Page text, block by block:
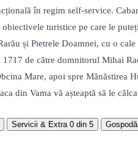
în regim self-service.
turistice pe care le
și Pietrele Doamnei, cu o cale
de către domnitorul Mihai
Mare, apoi spre Mănăstirea
din Vama vă așteaptă să le
Servicii & Extra 0 din 5